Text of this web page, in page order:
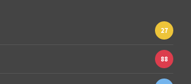
27
88